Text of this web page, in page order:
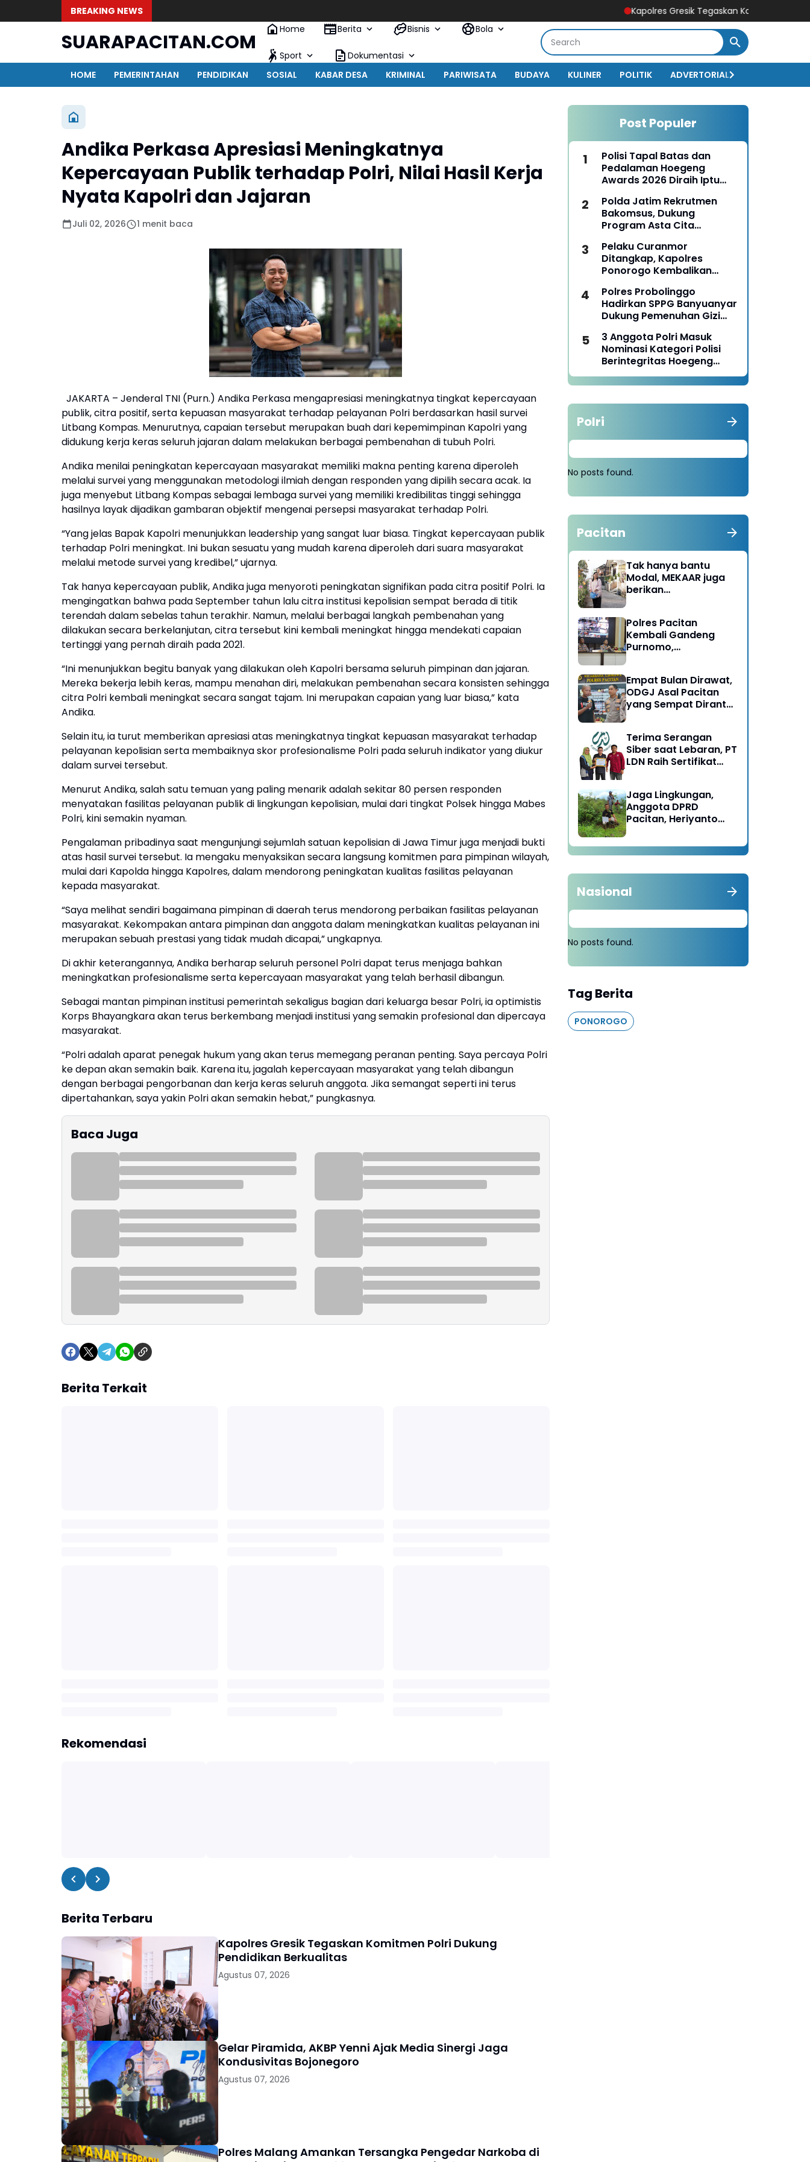
BREAKING NEWS Kapolres Gresik Tegaskan Komitmen Polri Dukung
SUARAPACITAN.COM
Home Berita Bisnis Bola
Sport
Dokumentasi
HOME
PEMERINTAHAN PENDIDIKAN SOSIAL KABAR DESA KRIMINAL PARIWISATA BUDAYA KULINER POLITIK ADVERTORIAL
Andika Perkasa Apresiasi Meningkatnya
Kepercayaan Publik terhadap Polri, Nilai Hasil Kerja
Nyata Kapolri dan Jajaran
Juli 02, 2026 1 menit baca
JAKARTA – Jenderal TNI (Purn.) Andika Perkasa mengapresiasi meningkatnya tingkat kepercayaan
publik, citra positif, serta kepuasan masyarakat terhadap pelayanan Polri berdasarkan hasil survei
Litbang Kompas. Menurutnya, capaian tersebut merupakan buah dari kepemimpinan Kapolri yang
didukung kerja keras seluruh jajaran dalam melakukan berbagai pembenahan di tubuh Polri.
Andika menilai peningkatan kepercayaan masyarakat memiliki makna penting karena diperoleh
melalui survei yang menggunakan metodologi ilmiah dengan responden yang dipilih secara acak. Ia
juga menyebut Litbang Kompas sebagai lembaga survei yang memiliki kredibilitas tinggi sehingga
hasilnya layak dijadikan gambaran objektif mengenai persepsi masyarakat terhadap Polri.
“Yang jelas Bapak Kapolri menunjukkan leadership yang sangat luar biasa. Tingkat kepercayaan publik
terhadap Polri meningkat. Ini bukan sesuatu yang mudah karena diperoleh dari suara masyarakat
melalui metode survei yang kredibel,” ujarnya.
Tak hanya kepercayaan publik, Andika juga menyoroti peningkatan signifikan pada citra positif Polri. Ia
mengingatkan bahwa pada September tahun lalu citra institusi kepolisian sempat berada di titik
terendah dalam sebelas tahun terakhir. Namun, melalui berbagai langkah pembenahan yang
dilakukan secara berkelanjutan, citra tersebut kini kembali meningkat hingga mendekati capaian
tertinggi yang pernah diraih pada 2021.
“Ini menunjukkan begitu banyak yang dilakukan oleh Kapolri bersama seluruh pimpinan dan jajaran.
Mereka bekerja lebih keras, mampu menahan diri, melakukan pembenahan secara konsisten sehingga
citra Polri kembali meningkat secara sangat tajam. Ini merupakan capaian yang luar biasa,” kata
Andika.
Selain itu, ia turut memberikan apresiasi atas meningkatnya tingkat kepuasan masyarakat terhadap
pelayanan kepolisian serta membaiknya skor profesionalisme Polri pada seluruh indikator yang diukur
dalam survei tersebut.
Menurut Andika, salah satu temuan yang paling menarik adalah sekitar 80 persen responden
menyatakan fasilitas pelayanan publik di lingkungan kepolisian, mulai dari tingkat Polsek hingga Mabes
Polri, kini semakin nyaman.
Pengalaman pribadinya saat mengunjungi sejumlah satuan kepolisian di Jawa Timur juga menjadi bukti
atas hasil survei tersebut. Ia mengaku menyaksikan secara langsung komitmen para pimpinan wilayah,
mulai dari Kapolda hingga Kapolres, dalam mendorong peningkatan kualitas fasilitas pelayanan
kepada masyarakat.
“Saya melihat sendiri bagaimana pimpinan di daerah terus mendorong perbaikan fasilitas pelayanan
masyarakat. Kekompakan antara pimpinan dan anggota dalam meningkatkan kualitas pelayanan ini
merupakan sebuah prestasi yang tidak mudah dicapai,” ungkapnya.
Di akhir keterangannya, Andika berharap seluruh personel Polri dapat terus menjaga bahkan
meningkatkan profesionalisme serta kepercayaan masyarakat yang telah berhasil dibangun.
Sebagai mantan pimpinan institusi pemerintah sekaligus bagian dari keluarga besar Polri, ia optimistis
Korps Bhayangkara akan terus berkembang menjadi institusi yang semakin profesional dan dipercaya
masyarakat.
“Polri adalah aparat penegak hukum yang akan terus memegang peranan penting. Saya percaya Polri
ke depan akan semakin baik. Karena itu, jagalah kepercayaan masyarakat yang telah dibangun
dengan berbagai pengorbanan dan kerja keras seluruh anggota. Jika semangat seperti ini terus
dipertahankan, saya yakin Polri akan semakin hebat,” pungkasnya.
Baca Juga
Berita Terkait
Rekomendasi
Berita Terbaru
Kapolres Gresik Tegaskan Komitmen Polri Dukung
Pendidikan Berkualitas
Agustus 07, 2026
Gelar Piramida, AKBP Yenni Ajak Media Sinergi Jaga
Kondusivitas Bojonegoro
Agustus 07, 2026
Polres Malang Amankan Tersangka Pengedar Narkoba di
Post Populer
Polisi Tapal Batas dan
Pedalaman Hoegeng
Awards 2026 Diraih Iptu
Pengabdian Humanis di
Nduga
Polda Jatim Rekrutmen
Bakomsus, Dukung
Program Asta Cita
Pelaku Curanmor
Ditangkap, Kapolres
Ponorogo Kembalikan
Polres Probolinggo
Hadirkan SPPG Banyuanyar
Dukung Pemenuhan Gizi
3 Anggota Polri Masuk
Nominasi Kategori Polisi
Berintegritas Hoegeng
Awards 2026
Polri
No posts found.
Pacitan
Tak hanya bantu
Modal, MEKAAR juga
berikan
Dapur Tetap Ngebul
Polres Pacitan
Kembali Gandeng
Purnomo,
Rehabilitasi
Empat Bulan Dirawat,
ODGJ Asal Pacitan
yang Sempat Dirantai
Terima Serangan
Siber saat Lebaran, PT
LDN Raih Sertifikat
Karesidenan Madiun
Raya
Jaga Lingkungan,
Anggota DPRD
Pacitan, Heriyanto
Tebang 100 Pohon
diganti Tanam 1000
Nasional
No posts found.
Tag Berita
PONOROGO